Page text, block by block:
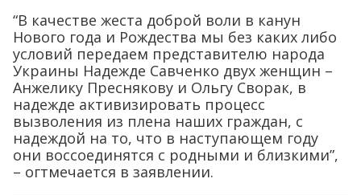
“В качестве жеста доброй воли в канун
Нового года и Рождества мы без каких либо
условий передаем представителю народа
Украины Надежде Савченко двух женщин –
Анжелику Преснякову и Ольгу Сворак, в
надежде активизировать процесс
вызволения из плена наших граждан, с
надеждой на то, что в наступающем году
они воссоединятся с родными и близкими”,
– огтмечается в заявлении.